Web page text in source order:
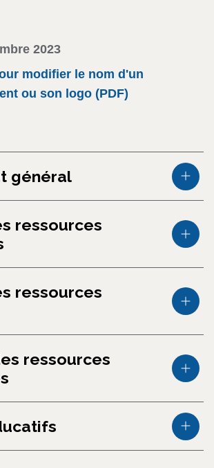
2023
modifier le nom d'un
ou son logo (PDF)
général
ressources
ressources
ressources